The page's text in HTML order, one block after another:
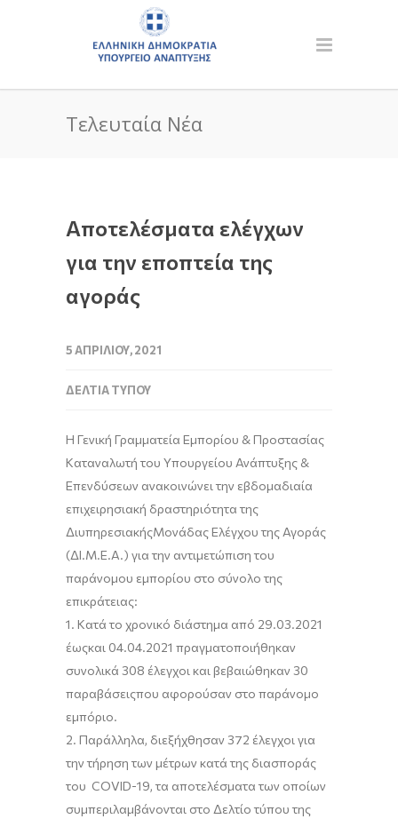
Τελευταία Νέα
Αποτελέσματα ελέγχων
για την εποπτεία της
αγοράς
5 ΑΠΡΙΛΊΟΥ, 2021
ΔΕΛΤΊΑ ΤΎΠΟΥ
Η Γενική Γραμματεία Εμπορίου & Προστασίας
Καταναλωτή του Υπουργείου Ανάπτυξης &
Επενδύσεων ανακοινώνει την εβδομαδιαία
επιχειρησιακή δραστηριότητα της
ΔιυπηρεσιακήςΜονάδας Ελέγχου της Αγοράς
(ΔΙ.Μ.Ε.Α.) για την αντιμετώπιση του
παράνομου εμπορίου στο σύνολο της
επικράτειας:
1. Κατά το χρονικό διάστημα από 29.03.2021
έωςκαι 04.04.2021 πραγματοποιήθηκαν
συνολικά 308 έλεγχοι και βεβαιώθηκαν 30
παραβάσειςπου αφορούσαν στο παράνομο
εμπόριο.
2. Παράλληλα, διεξήχθησαν 372 έλεγχοι για
την τήρηση των μέτρων κατά της διασποράς
του COVID-19, τα αποτελέσματα των οποίων
συμπεριλαμβάνονται στο Δελτίο τύπου της